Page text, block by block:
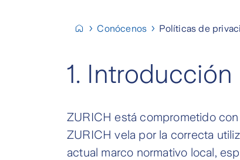
Conócenos Políticas de
1. Introducción
ZURICH está comprometido
ZURICH vela por la correcta
actual marco normativo local,